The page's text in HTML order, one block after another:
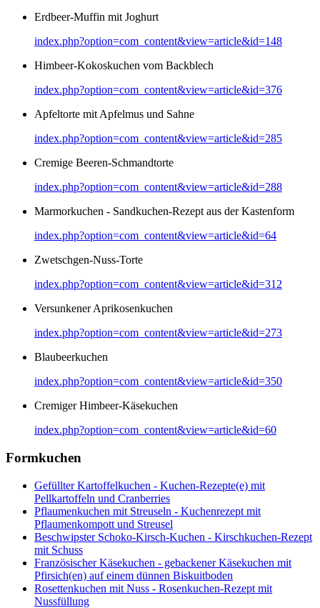
Erdbeer-Muffin mit Joghurt
index.php?option=com_content&view=article&id=148
Himbeer-Kokoskuchen vom Backblech
index.php?option=com_content&view=article&id=376
Apfeltorte mit Apfelmus und Sahne
index.php?option=com_content&view=article&id=285
Cremige Beeren-Schmandtorte
index.php?option=com_content&view=article&id=288
Marmorkuchen - Sandkuchen-Rezept aus der Kastenform
index.php?option=com_content&view=article&id=64
Zwetschgen-Nuss-Torte
index.php?option=com_content&view=article&id=312
Versunkener Aprikosenkuchen
index.php?option=com_content&view=article&id=273
Blaubeerkuchen
index.php?option=com_content&view=article&id=350
Cremiger Himbeer-Käsekuchen
index.php?option=com_content&view=article&id=60
Formkuchen
Gefüllter Kartoffelkuchen - Kuchen-Rezepte(e) mit
Pellkartoffeln und Cranberries
Pflaumenkuchen mit Streuseln - Kuchenrezept mit
Pflaumenkompott und Streusel
Beschwipster Schoko-Kirsch-Kuchen - Kirschkuchen-Rezept
mit Schuss
Französischer Käsekuchen - gebackener Käsekuchen mit
Pfirsich(en) auf einem dünnen Biskuitboden
Rosettenkuchen mit Nuss - Rosenkuchen-Rezept mit
Nussfüllung